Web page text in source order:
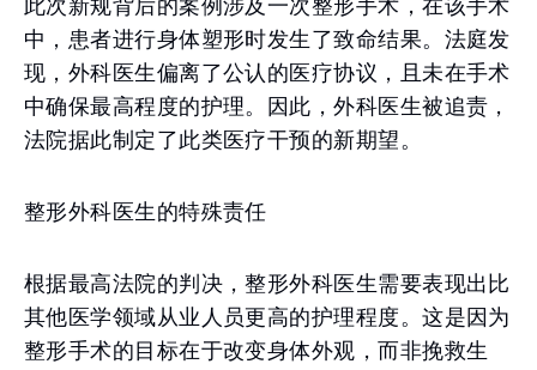
此次新规背后的案例涉及一次整形手术，在该手术
中，患者进行身体塑形时发生了致命结果。法庭发
现，外科医生偏离了公认的医疗协议，且未在手术
中确保最高程度的护理。因此，外科医生被追责，
法院据此制定了此类医疗干预的新期望。
整形外科医生的特殊责任
根据最高法院的判决，整形外科医生需要表现出比
其他医学领域从业人员更高的护理程度。这是因为
整形手术的目标在于改变身体外观，而非挽救生